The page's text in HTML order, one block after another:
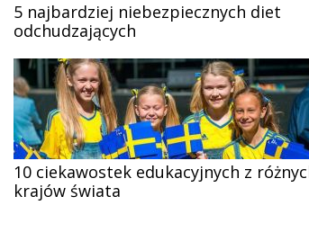
5 najbardziej niebezpiecznych diet
odchudzających
10 ciekawostek edukacyjnych z
krajów świata